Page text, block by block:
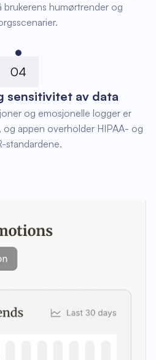
brukerens humørtrender og
04
sensitivitet av data
og emosjonelle logger er
og appen overholder HIPAA- og
standardene.